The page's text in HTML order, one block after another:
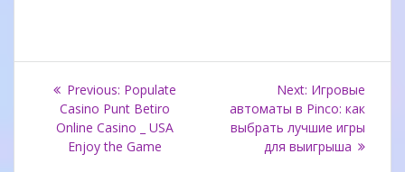
Navegación
entradas
Previous: Previous
post:
Populate
Casino Punt Betiro
Online Casino _ USA
Enjoy the Game
Next: Next
post:
Игровые
автоматы в Pinco: как
выбрать лучшие игры
для выигрыша